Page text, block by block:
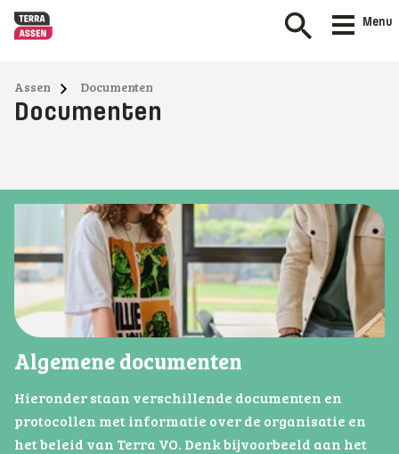
Menu
Assen Documenten
Documenten
Algemene documenten
Hieronder staan verschillende documenten en
protocollen met informatie over de organisatie en
het beleid van Terra VO. Denk bijvoorbeeld aan het